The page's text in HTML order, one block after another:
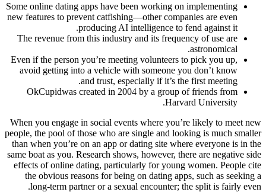
Some online dating apps have been working on implementing
new features to prevent catfishing—other companies are even
producing AI intelligence to fend against it.
The revenue from this industry and its frequency of use are
astronomical.
Even if the person you’re meeting volunteers to pick you up,
avoid getting into a vehicle with someone you don’t know
and trust, especially if it’s the first meeting.
OkCupidwas created in 2004 by a group of friends from
Harvard University.
When you engage in social events where you’re likely to meet new
people, the pool of those who are single and looking is much smaller
than when you’re on an app or dating site where everyone is in the
same boat as you. Research shows, however, there are negative side
effects of online dating, particularly for young women. People cite
the obvious reasons for being on dating apps, such as seeking a
long-term partner or a sexual encounter; the split is fairly even.